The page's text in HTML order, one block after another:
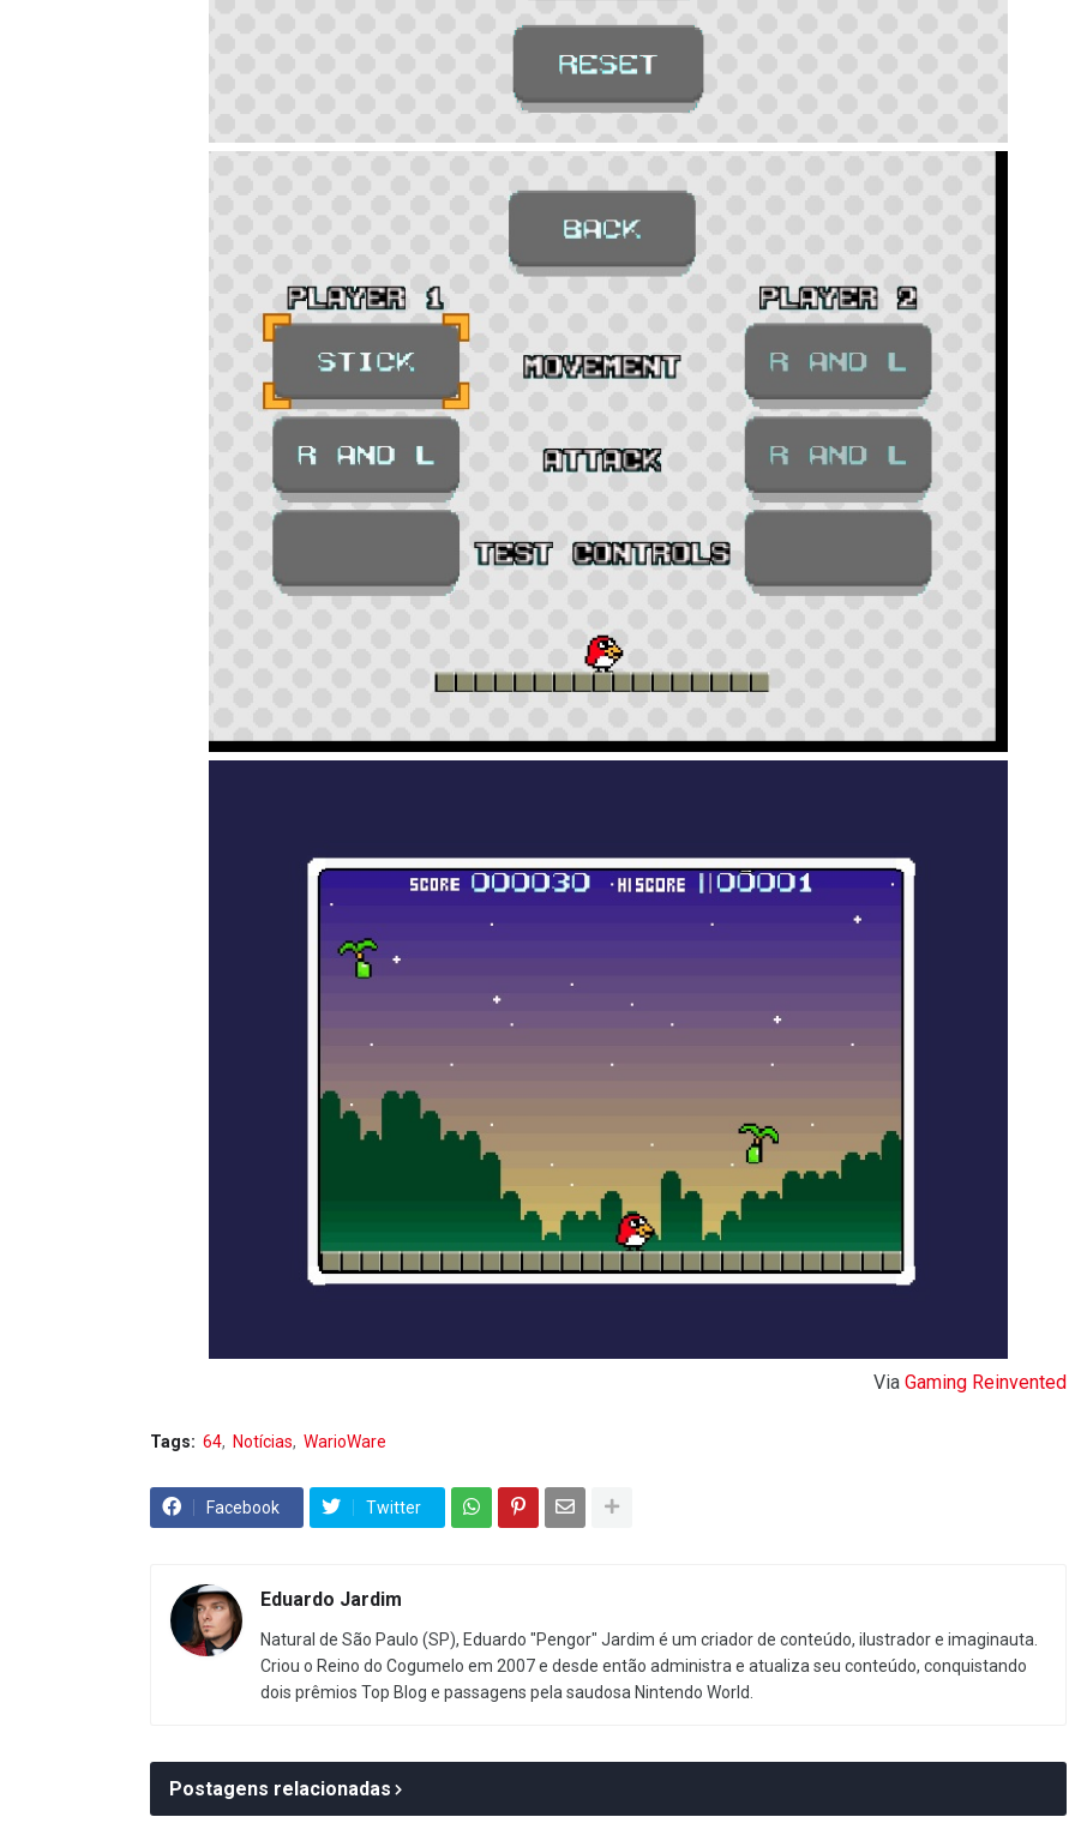
Via Gaming Reinvented
Tags: 64 Notícias WarioWare
Facebook Twitter
Eduardo Jardim
Natural de São Paulo (SP), Eduardo "Pengor" Jardim é um criador de conteúdo, ilustrador e imaginauta.
Criou o Reino do Cogumelo em 2007 e desde então administra e atualiza seu conteúdo, conquistando
dois prêmios Top Blog e passagens pela saudosa Nintendo World.
Postagens relacionadas